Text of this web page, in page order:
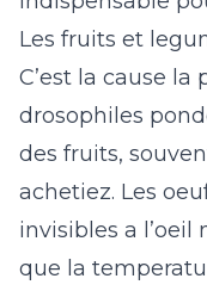
Les fruits et
C’est la cause la
drosophiles
des fruits,
achetiez. Les
invisibles a
que la